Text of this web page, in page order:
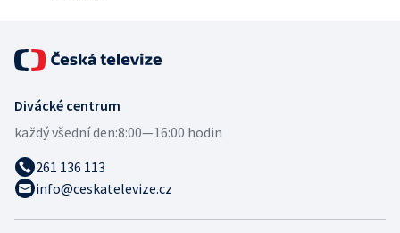
Divácké centrum
každý všední den:8:00—16:00 hodin
261 136 113
info@ceskatelevize.cz